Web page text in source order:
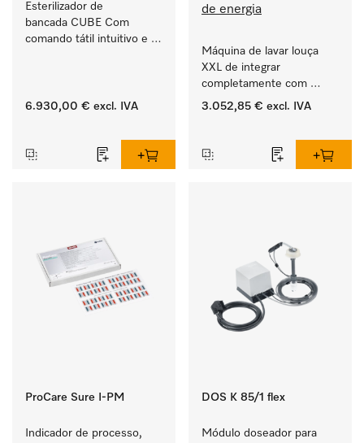
Esterilizador de
bancada CUBE Com
comando tátil intuitivo e
6.930,00 € excl. IVA
de energia
Máquina de lavar louça
XXL de integrar
completamente com
gaveta 3D MultiFlex para
industrial, pequenas
cozinhas e copas.
3.052,85 € excl. IVA
ProCare Sure I-PM
Indicador de processo,
DOS K 85/1 flex
Módulo doseador para